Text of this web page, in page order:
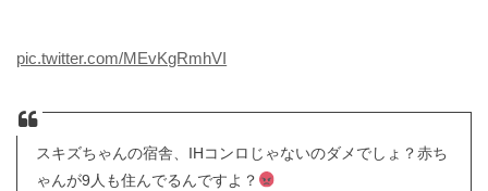
pic.twitter.com/MEvKgRmhVI
スキズちゃんの宿舎、IHコンロじゃないのダメでしょ？赤ち
ゃんが9人も住んでるんですよ？